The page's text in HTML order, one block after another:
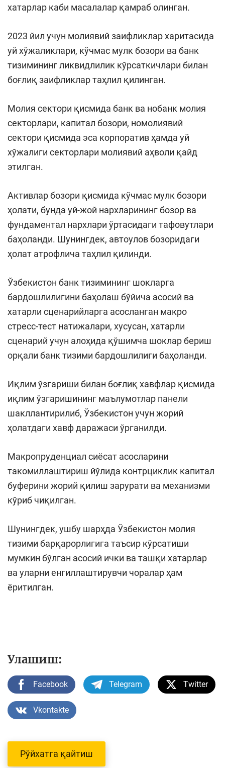
хатарлар каби масалалар қамраб олинган.
2023 йил учун молиявий заифликлар харитасида
уй хўжаликлари, кўчмас мулк бозори ва банк
тизимининг ликвидлилик кўрсаткичлари билан
боғлиқ заифликлар таҳлил қилинган.
Молия сектори қисмида банк ва нобанк молия
секторлари, капитал бозори, номолиявий
сектори қисмида эса корпоратив ҳамда уй
хўжалиги секторлари молиявий аҳволи қайд
этилган.
Активлар бозори қисмида кўчмас мулк бозори
ҳолати, бунда уй-жой нархларининг бозор ва
фундаментал нархлари ўртасидаги тафовутлари
баҳоланди. Шунингдек, автоулов бозоридаги
ҳолат атрофлича таҳлил қилинди.
Ўзбекистон банк тизимининг шокларга
бардошлилигини баҳолаш бўйича асосий ва
хатарли сценарийларга асосланган макро
стресс-тест натижалари, хусусан, хатарли
сценарий учун алоҳида қўшимча шоклар бериш
орқали банк тизими бардошлилиги баҳоланди.
Иқлим ўзгариши билан боғлиқ хавфлар қисмида
иқлим ўзгаришининг маълумотлар панели
шакллантирилиб, Ўзбекистон учун жорий
ҳолатдаги хавф даражаси ўрганилди.
Макропруденциал сиёсат асосларини
такомиллаштириш йўлида контрциклик капитал
буферини жорий қилиш зарурати ва механизми
кўриб чиқилган.
Шунингдек, ушбу шарҳда Ўзбекистон молия
тизими барқарорлигига таъсир кўрсатиши
мумкин бўлган асосий ички ва ташқи хатарлар
ва уларни енгиллаштирувчи чоралар ҳам
ёритилган.
Улашиш:
Facebook Telegram Twitter
Vkontakte
Рўйхатга қайтиш